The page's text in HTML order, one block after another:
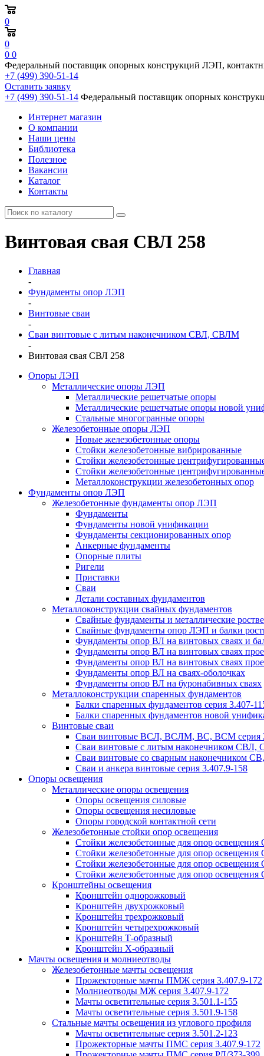
0
0
0 0
Федеральный поставщик опорных конструкций ЛЭП,
+7 (499) 390-51-14
Оставить заявку
+7 (499) 390-51-14 Федеральный поставщик опорных
Интернет магазин
О компании
Наши цены
Библиотека
Полезное
Вакансии
Каталог
Контакты
Винтовая свая СВЛ 258
Главная
-
Фундаменты опор ЛЭП
-
Винтовые сваи
-
Сваи винтовые с литым наконечником СВЛ, СВЛМ
-
Винтовая свая СВЛ 258
Опоры ЛЭП
Металлические опоры ЛЭП
Металлические решетчатые опоры
Металлические решетчатые опоры новой
Стальные многогранные опоры
Железобетонные опоры ЛЭП
Новые железобетонные опоры
Стойки железобетонные вибрированные
Стойки железобетонные
Стойки железобетонные
Металлоконструкции железобетонных опор
Фундаменты опор ЛЭП
Железобетонные фундаменты опор ЛЭП
Фундаменты
Фундаменты новой унификации
Фундаменты секционированных опор
Анкерные фундаменты
Опорные плиты
Ригели
Приставки
Сваи
Детали составных фундаментов
Металлоконструкции свайных фундаментов
Свайные фундаменты и металлические
Свайные фундаменты опор ЛЭП и балки
Фундаменты опор ВЛ на винтовых сваях и
Фундаменты опор ВЛ на винтовых сваях
Фундаменты опор ВЛ на винтовых сваях
Фундаменты опор ВЛ на сваях-оболочках
Фундаменты опор ВЛ на буронабивных сваях
Металлоконструкции спаренных фундаментов
Балки спаренных фундаментов серия 3.407-
Балки спаренных фундаментов новой
Винтовые сваи
Сваи винтовые ВСЛ, ВСЛМ, ВС, ВСМ серия
Сваи винтовые с литым наконечником
Сваи винтовые со сварным наконечником
Сваи и анкера винтовые серия 3.407.9-158
Опоры освещения
Металлические опоры освещения
Опоры освещения силовые
Опоры освещения несиловые
Опоры городской контактной сети
Железобетонные стойки опор освещения
Стойки железобетонные для опор
Стойки железобетонные для опор
Стойки железобетонные для опор
Стойки железобетонные для опор освещения
Кронштейны освещения
Кронштейн однорожковый
Кронштейн двухрожковый
Кронштейн трехрожковый
Кронштейн четырехрожковый
Кронштейн Т-образный
Кронштейн Х-образный
Мачты освещения и молниеотводы
Железобетонные мачты освещения
Прожекторные мачты ПМЖ серия 3.407.9-172
Молниеотводы МЖ серия 3.407.9-172
Мачты осветительные серия 3.501.1-155
Мачты осветительные серия 3.501.9-158
Стальные мачты освещения из углового профиля
Мачты осветительные серия 3.501.2-123
Прожекторные мачты ПМС серия 3.407.9-172